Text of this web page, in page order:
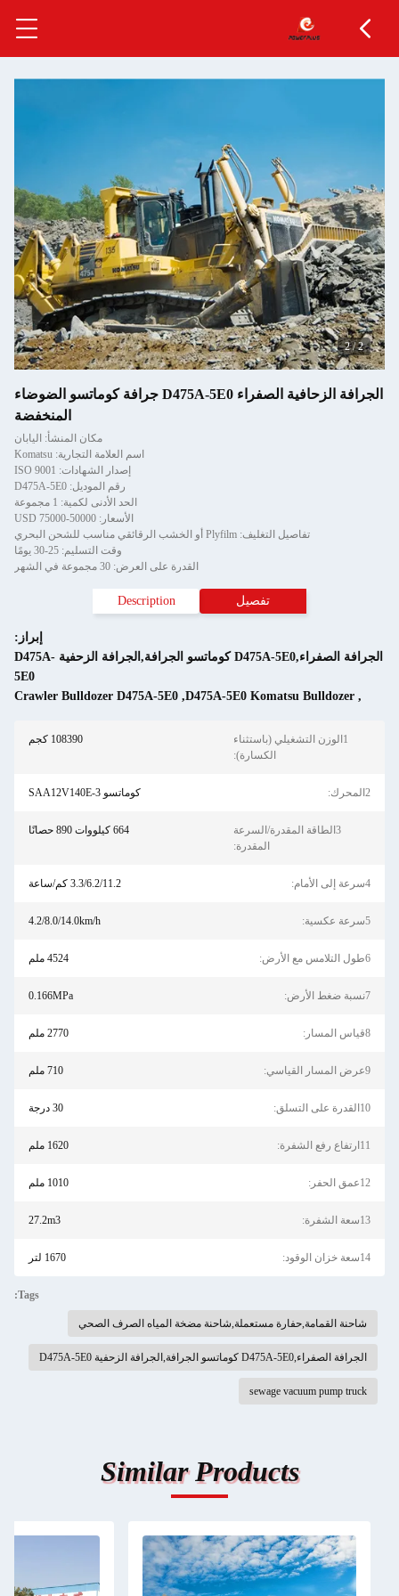
2
/
2
الجرافة الزحافية الصفراء D475A-5E0 جرافة كوماتسو الضوضاء
المنخفضة
مكان المنشأ: اليابان
اسم العلامة التجارية: Komatsu
إصدار الشهادات: ISO 9001
رقم الموديل: D475A-5E0
الحد الأدنى لكمية: 1 مجموعة
الأسعار: 50000-75000 USD
تفاصيل التغليف: Plyfilm أو الخشب الرقائقي مناسب للشحن البحري
وقت التسليم: 25-30 يومًا
القدرة على العرض: 30 مجموعة في الشهر
تفصيل Description
إبراز:
الجرافة الصفراء,D475A-5E0 كوماتسو الجرافة,الجرافة الزحفية D475A-
5E0
,
D475A-5E0 Komatsu Bulldozer
,
Crawler Bulldozer D475A-5E0
1الوزن التشغيلي (باستثناء
الكسارة):
108390 كجم
2المحرك: كوماتسو SAA12V140E-3
3الطاقة المقدرة/السرعة
المقدرة:
664 كيلووات 890 حصانًا
4سرعة إلى الأمام: 3.3/6.2/11.2 كم/ساعة
5سرعة عكسية: 4.2/8.0/14.0km/h
6طول التلامس مع الأرض: 4524 ملم
7نسبة ضغط الأرض: 0.166MPa
8قياس المسار: 2770 ملم
9عرض المسار القياسي: 710 ملم
10القدرة على التسلق: 30 درجة
11ارتفاع رفع الشفرة: 1620 ملم
12عمق الحفر: 1010 ملم
13سعة الشفرة: 27.2m3
14سعة خزان الوقود: 1670 لتر
Tags:
شاحنة القمامة,حفارة مستعملة,شاحنة مضخة المياه الصرف الصحي
الجرافة الصفراء,D475A-5E0 كوماتسو الجرافة,الجرافة الزحفية D475A-5E0
sewage vacuum pump truck
Similar Products